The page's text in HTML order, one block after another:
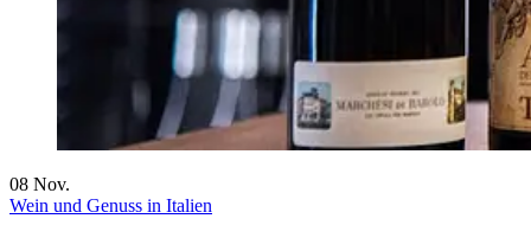
08 Nov.
Wein und Genuss in Italien